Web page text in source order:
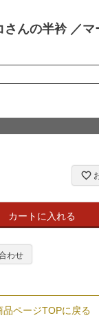
さんの半衿 ／
カートに入れる
わせ
品ページTOPに戻る